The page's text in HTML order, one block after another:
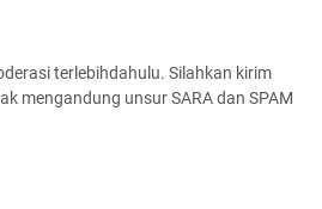
terlebihdahulu. Silahkan kirim
mengandung unsur SARA dan SPAM